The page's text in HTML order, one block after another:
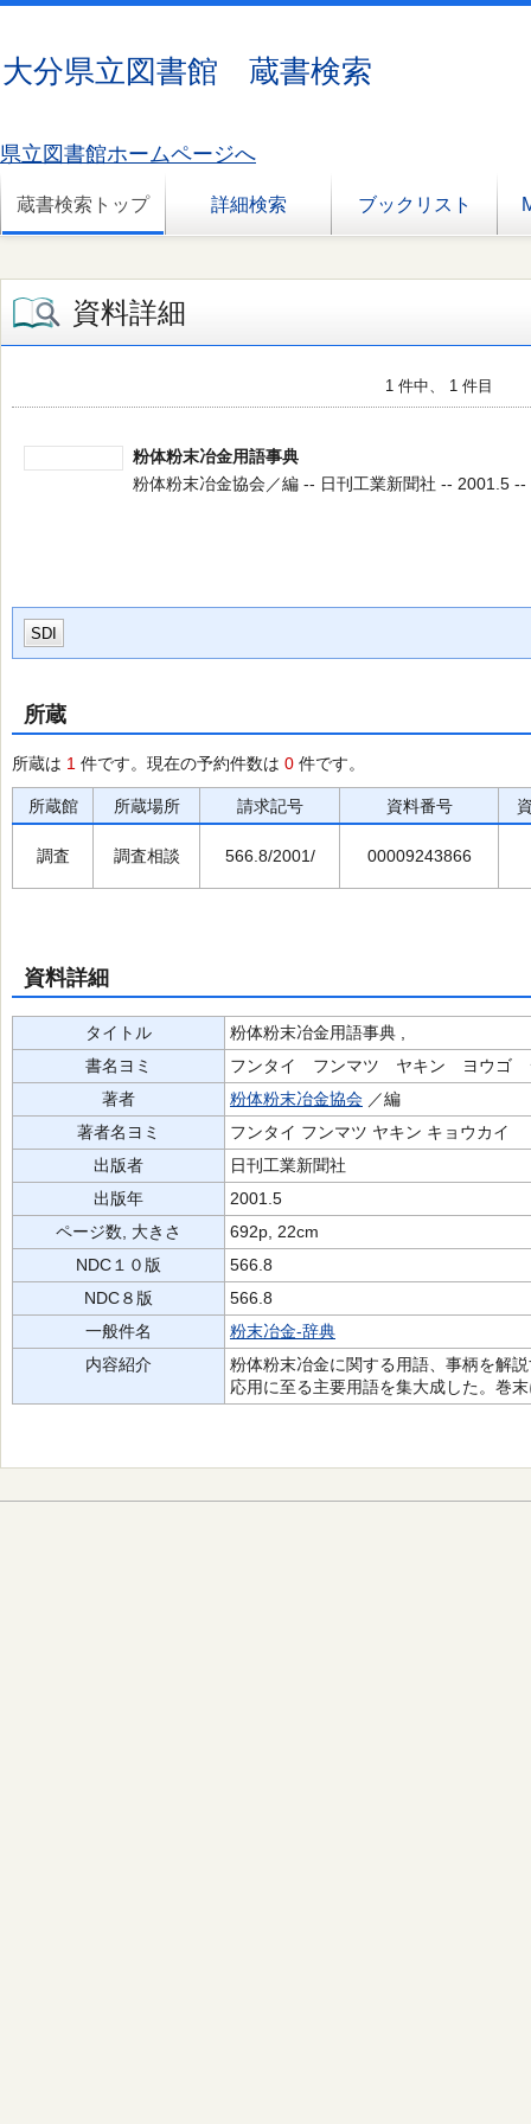
大分県立図書館 蔵書検索
県立図書館ホームページへ
蔵書検索トップ 詳細検索 ブックリスト
資料詳細
1 件中、 1 件目
粉体粉末冶金用語事典
粉体粉末冶金協会／編 -- 日刊工業新聞社 -- 2001.5 --
SDI
所蔵
所蔵は 1 件です。現在の予約件数は 0 件です。
所蔵館 所蔵場所 請求記号 資料番号
調査 調査相談 566.8/2001/ 00009243866
資料詳細
タイトル
粉体粉末冶金用語事典 ,
書名ヨミ
フンタイ フンマツ ヤキン ヨウゴ
著者
粉体粉末冶金協会 ／編
著者名ヨミ
フンタイ フンマツ ヤキン キョウカイ
出版者
日刊工業新聞社
出版年
2001.5
ページ数, 大きさ
692p, 22cm
NDC１０版
566.8
NDC８版
566.8
一般件名
粉末冶金-辞典
内容紹介
粉体粉末冶金に関する用語、事柄を解
応用に至る主要用語を集大成した。巻